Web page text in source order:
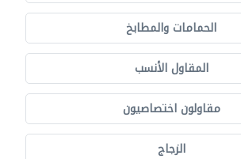
الحمامات والمطابخ
المقاول الأنسب
مقاولون اختصاصيون
الزجاج